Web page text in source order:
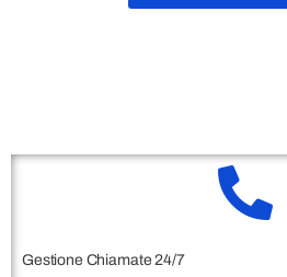
Gestione Chiamate 24/7